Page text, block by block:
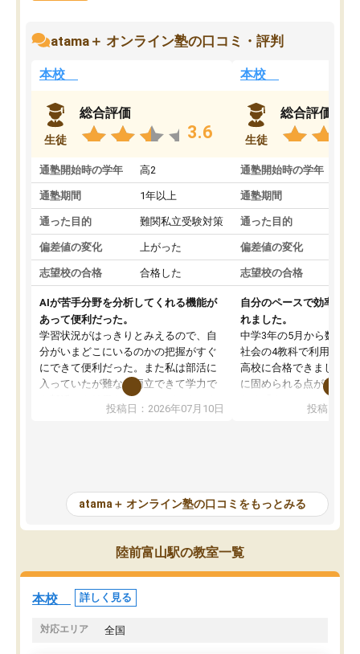
atama＋ オンライン塾の口コミ・評判
本校
生徒
総合評価
3.6
通塾開始時の学年 高2
通塾期間 1年以上
通った目的 難関私立受験対策
偏差値の変化 上がった
志望校の合格 合格した
AIが苦手分野を分析してくれる機能が
あって便利だった。
学習状況がはっきりとみえるので、自
分がいまどこにいるのかの把握がすぐ
にできて便利だった。また私は部活に
入っていたが難なく両立できて学力で
も部活でも結果を残すことができてよ
かった。また問題演習の際に、自分が
が、自分で自分の管理ができない人に
とっては難しい部分もあるのではない
かと思った。
投稿日：2026年07月10日
本校
生徒
総合評価
通塾開始時の学年
通塾期間
通った目的
偏差値の変化
志望校の合格
自分のペースで効率よく
れました。
中学3年の5月から数学・
社会の4教科で利用し、
高校に合格できました。
に固められる点が魅力で
項目のおかげで、手軽
元数が可視化されるので
しながら意欲的に取り組
常に効果を実感している
になった現在も大学受験
して利用しており、自信
すめできる塾です。
投稿日：
atama＋ オンライン塾の口コミをもっとみる
陸前富山駅の教室一覧
本校 詳しく見る
対応エリア 全国